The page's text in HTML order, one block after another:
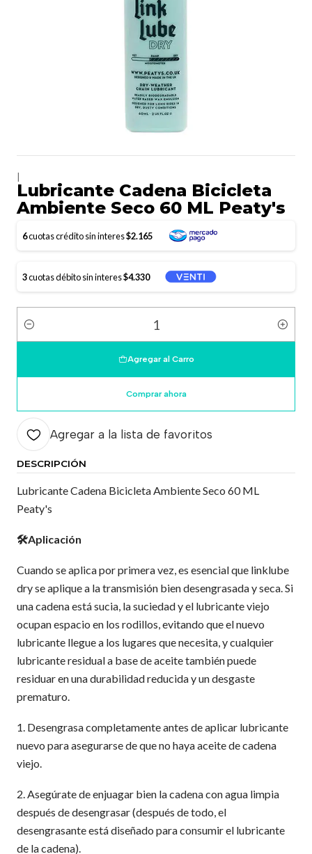
Lubricante Cadena Bicicleta
Ambiente Seco 60 ML Peaty's
6cuotas crédito sin interes$2.165
3cuotas débito sin interes$4.330
Cantidad
Agregar al Carro
Comprar ahora
Agregar a la lista de favoritos
DESCRIPCIÓN
Lubricante Cadena Bicicleta Ambiente Seco 60 ML
Peaty's
🛠️Aplicación
Cuando se aplica por primera vez, es esencial que linklube
dry se aplique a la transmisión bien desengrasada y seca. Si
una cadena está sucia, la suciedad y el lubricante viejo
ocupan espacio en los rodillos, evitando que el nuevo
lubricante llegue a los lugares que necesita, y cualquier
lubricante residual a base de aceite también puede
residuar en una durabilidad reducida y un desgaste
prematuro.
1. Desengrasa completamente antes de aplicar lubricante
nuevo para asegurarse de que no haya aceite de cadena
viejo.
2. Asegúrate de enjuagar bien la cadena con agua limpia
después de desengrasar (después de todo, el
desengrasante está diseñado para consumir el lubricante
de la cadena).